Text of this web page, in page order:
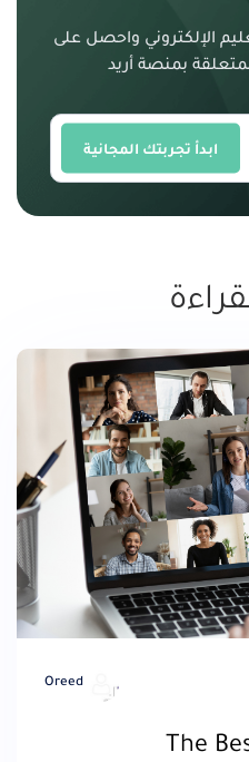
الإلكتروني واحصل على
بمنصة أريد
ابدأ تجربتك المجانية
Oreed
The